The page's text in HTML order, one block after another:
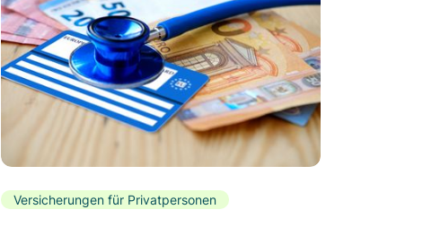
Versicherungen für Privatpersonen